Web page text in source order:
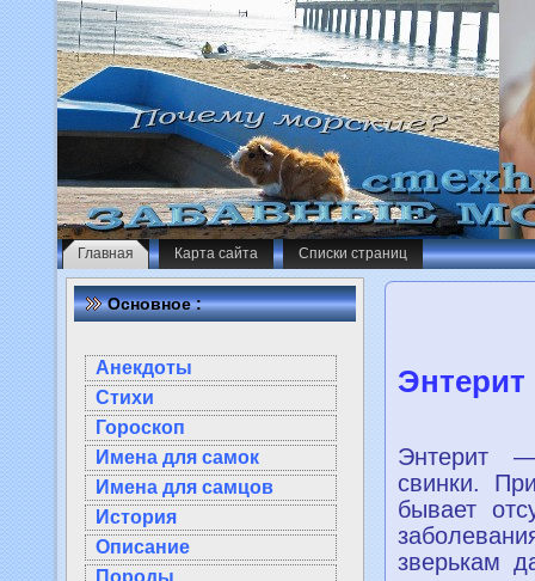
Главная Карта сайта Списки страниц
Основное :
Анекдоты
Стихи
Гороскоп
Имена для самок
Имена для самцов
История
Описание
Породы
Энтерит
Энтерит
свинки.
бывает
зверькам